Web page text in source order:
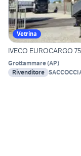
Vetrina
IVECO EUROCARGO
Grottammare(AP)
Rivenditore